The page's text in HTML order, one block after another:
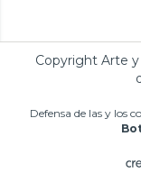
Copyright Arte y
Defensa de las y los